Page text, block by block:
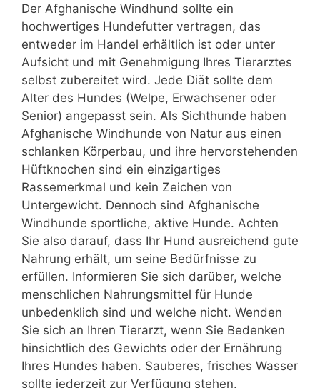
Der Afghanische Windhund sollte ein
hochwertiges Hundefutter vertragen, das
entweder im Handel erhältlich ist oder unter
Aufsicht und mit Genehmigung Ihres Tierarztes
selbst zubereitet wird. Jede Diät sollte dem
Alter des Hundes (Welpe, Erwachsener oder
Senior) angepasst sein. Als Sichthunde haben
Afghanische Windhunde von Natur aus einen
schlanken Körperbau, und ihre hervorstehenden
Hüftknochen sind ein einzigartiges
Rassemerkmal und kein Zeichen von
Untergewicht. Dennoch sind Afghanische
Windhunde sportliche, aktive Hunde. Achten
Sie also darauf, dass Ihr Hund ausreichend gute
Nahrung erhält, um seine Bedürfnisse zu
erfüllen. Informieren Sie sich darüber, welche
menschlichen Nahrungsmittel für Hunde
unbedenklich sind und welche nicht. Wenden
Sie sich an Ihren Tierarzt, wenn Sie Bedenken
hinsichtlich des Gewichts oder der Ernährung
Ihres Hundes haben. Sauberes, frisches Wasser
sollte jederzeit zur Verfügung stehen.